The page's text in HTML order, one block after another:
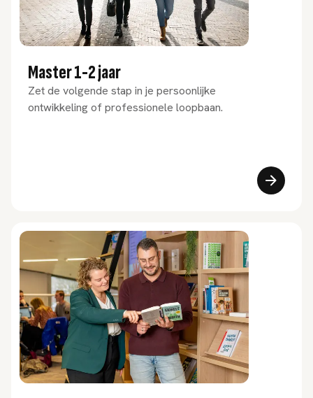
Master 1-2 jaar
Zet de volgende stap in je persoonlijke
ontwikkeling of professionele loopbaan.